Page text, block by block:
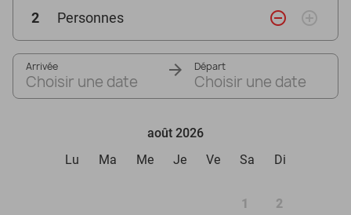
2 Personnes remove_circle_outline add_circle_outline
Arrivée
Choisir une date
Départ
Choisir une date
août 2026
Lu
Ma Me Je Ve Sa Di
1 2